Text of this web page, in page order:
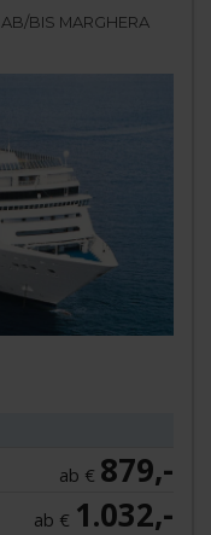
AB/BIS MARGHERA
ab € 879,-
ab € 1.032,-